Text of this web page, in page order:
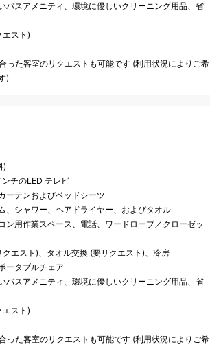
バスアメニティ、環境に優しいクリーニング用品、省
スト)
った客室のリクエストも可能です (利用状況によりご希
)
)
チのLED テレビ
ーテンおよびベッドシーツ
、シャワー、ヘアドライヤー、およびタオル
ン用作業スペース、電話、ワードローブ／クローゼッ
エスト)、タオル交換 (要リクエスト)、冷房
ータブルチェア
バスアメニティ、環境に優しいクリーニング用品、省
スト)
った客室のリクエストも可能です (利用状況によりご希